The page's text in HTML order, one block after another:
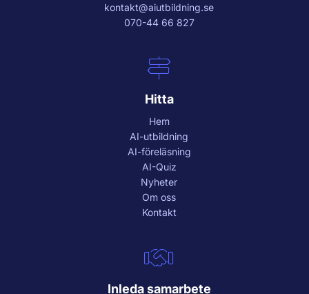
kontakt@aiutbildning.se
070-44 66 827
Hitta
Hem
AI-utbildning
AI-föreläsning
AI-Quiz
Nyheter
Om oss
Kontakt
Inleda samarbete